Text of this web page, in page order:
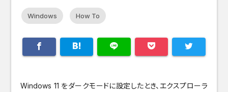
Windows How To
Windows 11 をダークモードに設定したとき、エクスプローラ